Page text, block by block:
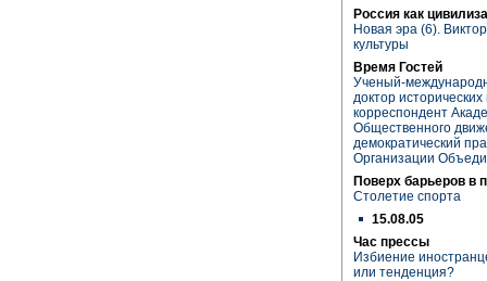
Россия как
Новая эра (6).
культуры
Время Гостей
Ученый-
доктор
корреспондент
Общественного
демократический
Организации
Поверх барьеров в
Столетие спорта
15.08.05
Час прессы
Избиение
или тенденция?